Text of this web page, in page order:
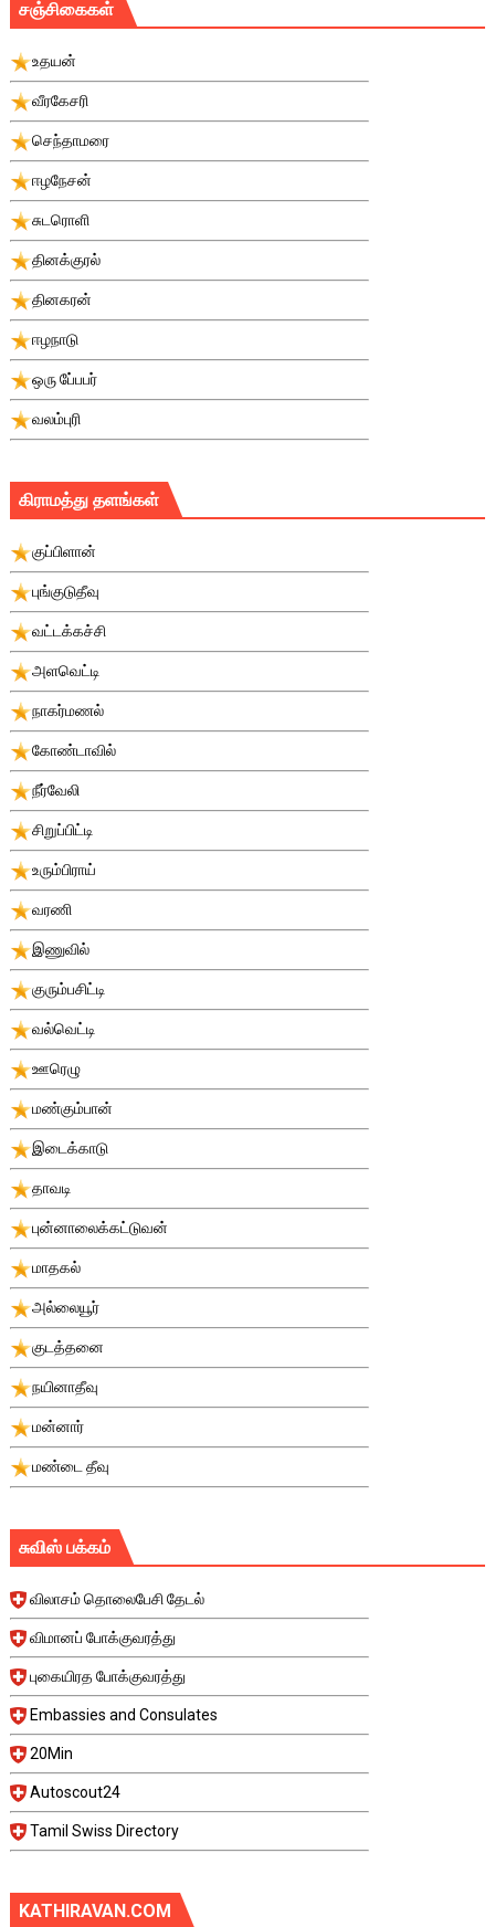
சஞ்சிகைகள்
உதயன்
வீரகேசரி
செந்தாமரை
ஈழநேசன்
சுடரொளி
தினக்குரல்
தினகரன்
ஈழநாடு
ஒரு பே்பபர்
வலம்புரி
கிராமத்து தளங்கள்
குப்பிளான்
புங்குடுதீவு
வட்டக்கச்சி
அளவெட்டி
நாகர்மணல்
கோண்டாவில்
நீர்வேலி
சிறுப்பிட்டி
உரும்பிராய்
வரணி
இணுவில்
குரும்பசிட்டி
வல்வெட்டி
ஊரெழு
மண்கும்பான்
இடைக்காடு
தாவடி
புன்னாலைக்கட்டுவன்
மாதகல்
அல்லையூர்
குடத்தனை
நயினாதீவு
மன்னார்
மண்டை தீவு
சுவிஸ் பக்கம்
விலாசம் தொலைபேசி தேடல்
விமானப் போக்குவரத்து
புகையிரத போக்குவரத்து
Embassies and Consulates
20Min
Autoscout24
Tamil Swiss Directory
KATHIRAVAN.COM